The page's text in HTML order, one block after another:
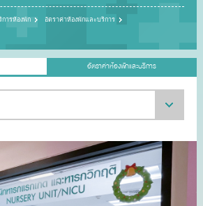
▼
การห้องพัก อัตราค่าห้องพักและบริการ
อัตราค่าห้องพักและบริการ